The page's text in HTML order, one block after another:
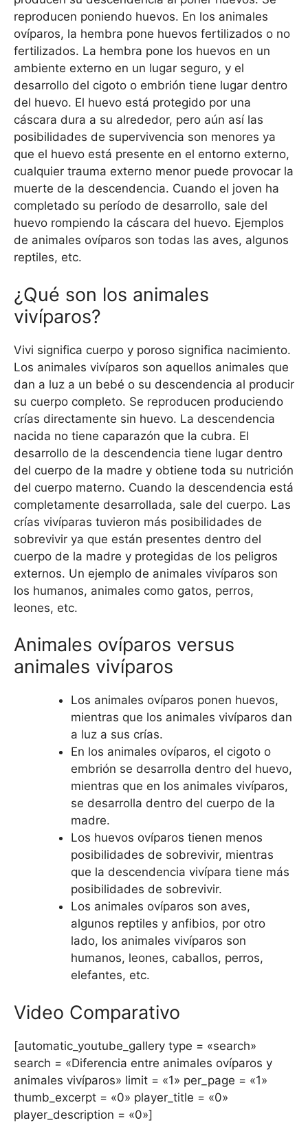
reproducen poniendo huevos. En los animales
ovíparos, la hembra pone huevos fertilizados o no
fertilizados. La hembra pone los huevos en un
ambiente externo en un lugar seguro, y el
desarrollo del cigoto o embrión tiene lugar dentro
del huevo. El huevo está protegido por una
cáscara dura a su alrededor, pero aún así las
posibilidades de supervivencia son menores ya
que el huevo está presente en el entorno externo,
cualquier trauma externo menor puede provocar la
muerte de la descendencia. Cuando el joven ha
completado su período de desarrollo, sale del
huevo rompiendo la cáscara del huevo. Ejemplos
de animales ovíparos son todas las aves, algunos
reptiles, etc.
¿Qué son los animales
vivíparos?
Vivi significa cuerpo y poroso significa nacimiento.
Los animales vivíparos son aquellos animales que
dan a luz a un bebé o su descendencia al producir
su cuerpo completo. Se reproducen produciendo
crías directamente sin huevo. La descendencia
nacida no tiene caparazón que la cubra. El
desarrollo de la descendencia tiene lugar dentro
del cuerpo de la madre y obtiene toda su nutrición
del cuerpo materno. Cuando la descendencia está
completamente desarrollada, sale del cuerpo. Las
crías vivíparas tuvieron más posibilidades de
sobrevivir ya que están presentes dentro del
cuerpo de la madre y protegidas de los peligros
externos. Un ejemplo de animales vivíparos son
los humanos, animales como gatos, perros,
leones, etc.
Animales ovíparos versus
animales vivíparos
Los animales ovíparos ponen huevos,
mientras que los animales vivíparos dan
a luz a sus crías.
En los animales ovíparos, el cigoto o
embrión se desarrolla dentro del huevo,
mientras que en los animales vivíparos,
se desarrolla dentro del cuerpo de la
madre.
Los huevos ovíparos tienen menos
posibilidades de sobrevivir, mientras
que la descendencia vivípara tiene más
posibilidades de sobrevivir.
Los animales ovíparos son aves,
algunos reptiles y anfibios, por otro
lado, los animales vivíparos son
humanos, leones, caballos, perros,
elefantes, etc.
Video Comparativo
[automatic_youtube_gallery type = «search»
search = «Diferencia entre animales ovíparos y
animales vivíparos» limit = «1» per_page = «1»
thumb_excerpt = «0» player_title = «0»
player_description = «0»]